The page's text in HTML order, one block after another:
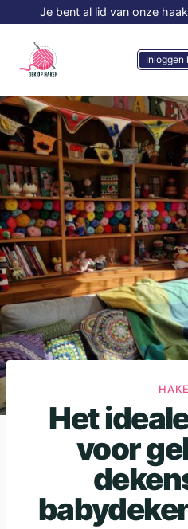
Doorgaan
naar
inhoud
Je bent al lid van onze
Inloggen
Het
voor